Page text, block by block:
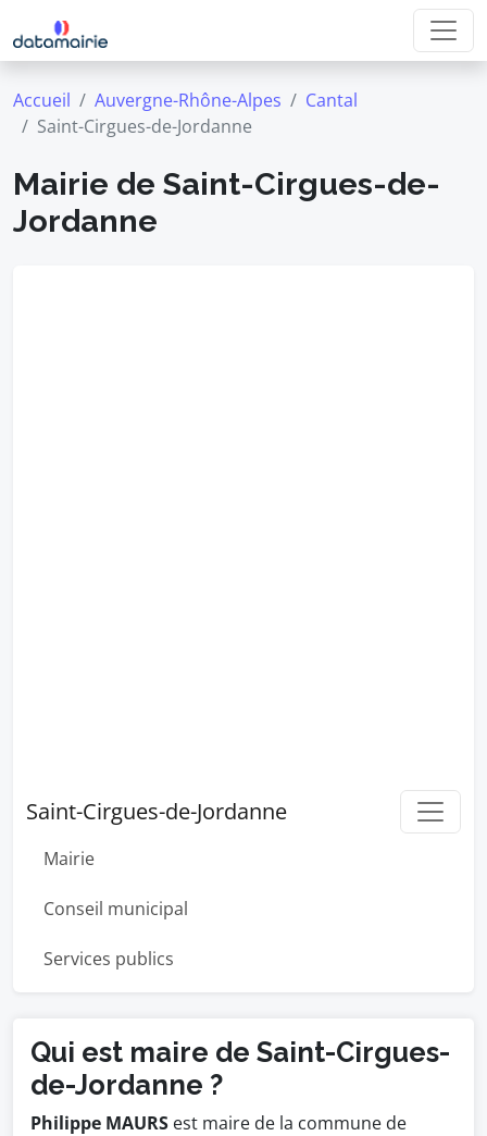
Accueil Auvergne-Rhône-Alpes
Cantal
Saint-Cirgues-de-Jordanne
Mairie de Saint-Cirgues-de-
Jordanne
Saint-Cirgues-de-Jordanne
Mairie
Conseil municipal
Services publics
Qui est maire de Saint-Cirgues-
de-Jordanne ?
Philippe MAURS est maire de la commune de